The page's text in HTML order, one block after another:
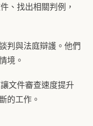
、找出相關判例，
判與法庭辯護。他們
境。
文件審查速度提升
的工作。